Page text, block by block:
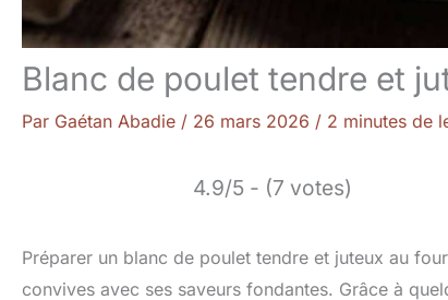
Blanc de poulet tendre et
Par Gaétan Abadie / 26 mars 2026 / 2 minutes de
4.9/5 - (7 votes)
Préparer un blanc de poulet tendre et juteux au
convives avec ses saveurs fondantes. Grâce à